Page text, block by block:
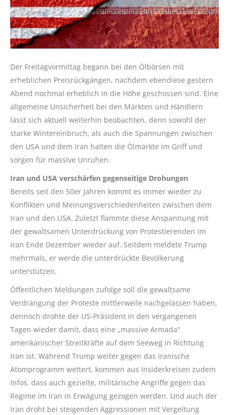
Der Freitagvormittag begann bei den Ölbörsen mit
erheblichen Preisrückgängen, nachdem ebendiese gestern
Abend nochmal erheblich in die Höhe geschossen sind. Eine
allgemeine Unsicherheit bei den Märkten und Händlern
lässt sich aktuell weiterhin beobachten, denn sowohl der
starke Wintereinbruch, als auch die Spannungen zwischen
den USA und dem Iran halten die Ölmärkte im Griff und
sorgen für massive Unruhen.
Iran und USA verschärfen gegenseitige Drohungen
Bereits seit den 50er Jahren kommt es immer wieder zu
Konflikten und Meinungsverschiedenheiten zwischen dem
Iran und den USA. Zuletzt flammte diese Anspannung mit
der gewaltsamen Unterdrückung von Protestierenden im
Iran Ende Dezember wieder auf. Seitdem meldete Trump
mehrmals, er werde die unterdrückte Bevölkerung
unterstützen.
Öffentlichen Meldungen zufolge soll die gewaltsame
Verdrängung der Proteste mittlerweile nachgelassen haben,
dennoch drohte der US-Präsident in den vergangenen
Tagen wieder damit, dass eine „massive Armada“
amerikanischer Streitkräfte auf dem Seeweg in Richtung
Iran ist. Während Trump weiter gegen das iranische
Atomprogramm wettert, kommen aus Insiderkreisen zudem
Infos, dass auch gezielte, militärische Angriffe gegen das
Regime im Iran in Erwägung gezogen werden. Und auch der
Iran droht bei steigenden Aggressionen mit Vergeltung